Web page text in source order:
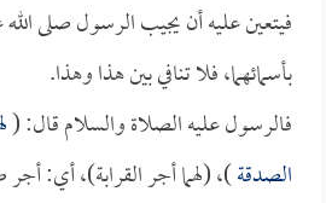
فيتعين عليه أن يجيب الرسول صلى
بأسمائهما، فلا تنافي بين هذا وهذا.
فالرسول عليه الصلاة والسلام قال: (
الصدقة)، (لهما أجر القرابة)، أي: